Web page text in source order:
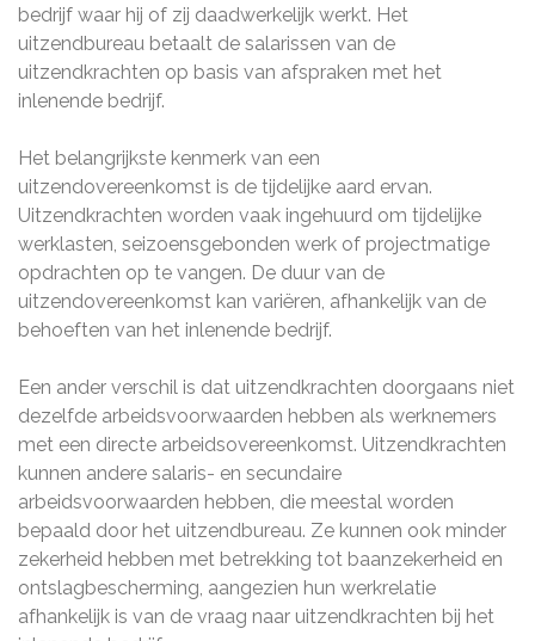
bedrijf waar hij of zij daadwerkelijk werkt. Het
uitzendbureau betaalt de salarissen van de
uitzendkrachten op basis van afspraken met het
inlenende bedrijf.
Het belangrijkste kenmerk van een
uitzendovereenkomst is de tijdelijke aard ervan.
Uitzendkrachten worden vaak ingehuurd om tijdelijke
werklasten, seizoensgebonden werk of projectmatige
opdrachten op te vangen. De duur van de
uitzendovereenkomst kan variëren, afhankelijk van de
behoeften van het inlenende bedrijf.
Een ander verschil is dat uitzendkrachten doorgaans niet
dezelfde arbeidsvoorwaarden hebben als werknemers
met een directe arbeidsovereenkomst. Uitzendkrachten
kunnen andere salaris- en secundaire
arbeidsvoorwaarden hebben, die meestal worden
bepaald door het uitzendbureau. Ze kunnen ook minder
zekerheid hebben met betrekking tot baanzekerheid en
ontslagbescherming, aangezien hun werkrelatie
afhankelijk is van de vraag naar uitzendkrachten bij het